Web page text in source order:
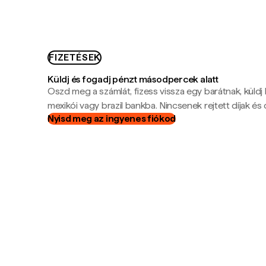
FIZETÉSEK
Küldj és fogadj pénzt másodpercek alatt
Oszd meg a számlát, fizess vissza egy barátnak,
mexikói vagy brazil bankba. Nincsenek rejtett díjak és
Nyisd meg az ingyenes fiókod